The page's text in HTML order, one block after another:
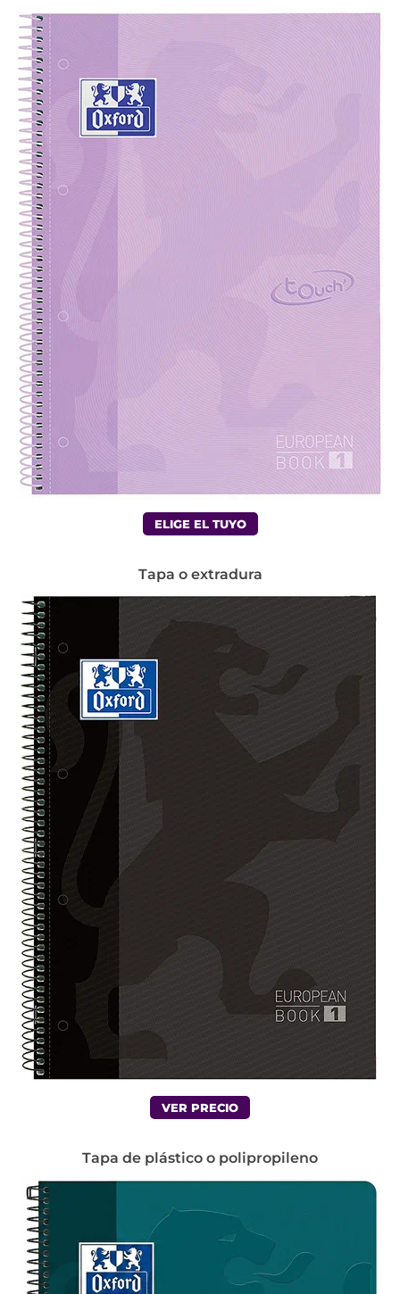
ELIGE EL TUYO
Tapa o extradura
VER PRECIO
Tapa de plástico o polipropileno